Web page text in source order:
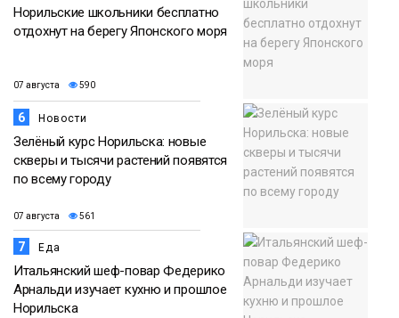
Норильские школьники бесплатно
отдохнут на берегу Японского моря
07 августа 590
6 Новости
Зелёный курс Норильска: новые
скверы и тысячи растений появятся
по всему городу
07 августа 561
7 Еда
Итальянский шеф-повар Федерико
Арнальди изучает кухню и прошлое
Норильска